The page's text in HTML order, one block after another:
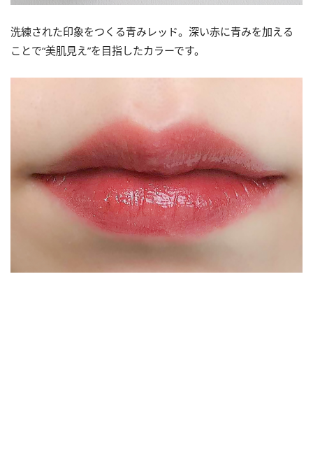
洗練された印象をつくる青みレッド。深い赤に青みを加える
ことで“美肌見え”を目指したカラーです。